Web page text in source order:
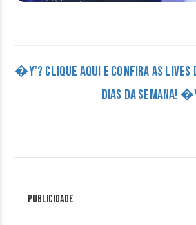
�Y’? CLIQUE AQUI E CONFIRA AS LIVES
DIAS DA SEMANA!
Publicidade